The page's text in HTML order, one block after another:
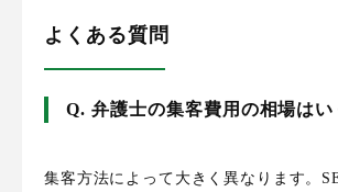
よくある質問
Q. 弁護士の集客費用の相場はい
集客方法によって大きく異なります。